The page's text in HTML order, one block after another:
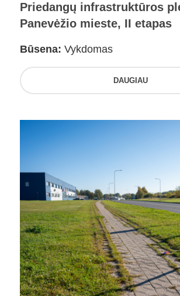
Priedangų infrastruktūros
Panevėžio mieste, II etapas
Būsena: Vykdomas
DAUGIAU